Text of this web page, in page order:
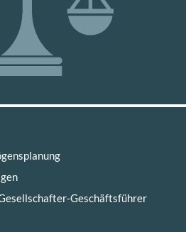
Geschäftsführer